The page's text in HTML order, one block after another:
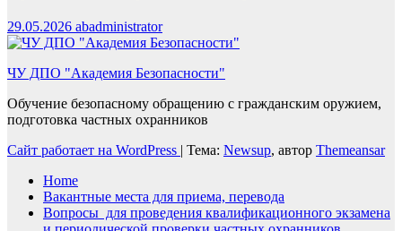
29.05.2026 abadministrator
ЧУ ДПО "Академия Безопасности"
Обучение безопасному обращению с гражданским оружием,
подготовка частных охранников
Сайт работает на WordPress | Тема: Newsup, автор Themeansar
Home
Вакантные места для приема, перевода
Вопросы для проведения квалификационного экзамена